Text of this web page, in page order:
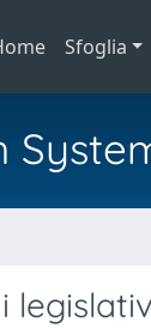
Sfoglia